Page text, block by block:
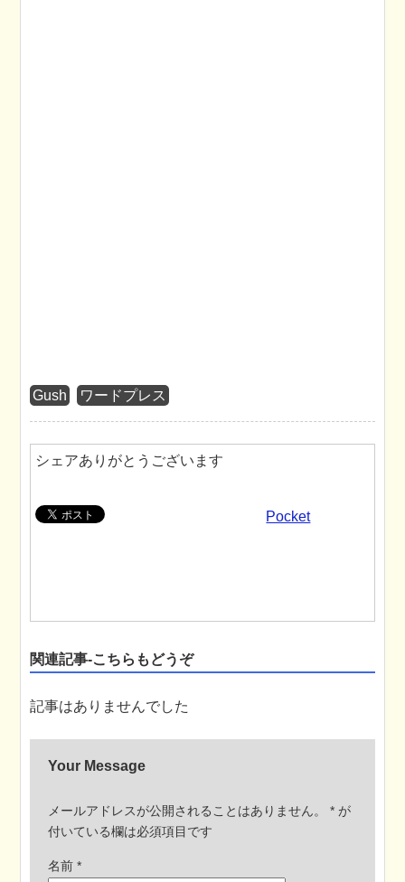
Gush ワードプレス
シェアありがとうございます
Pocket
関連記事-こちらもどうぞ
記事はありませんでした
Your Message
メールアドレスが公開されることはありません。* が
付いている欄は必須項目です
名前*